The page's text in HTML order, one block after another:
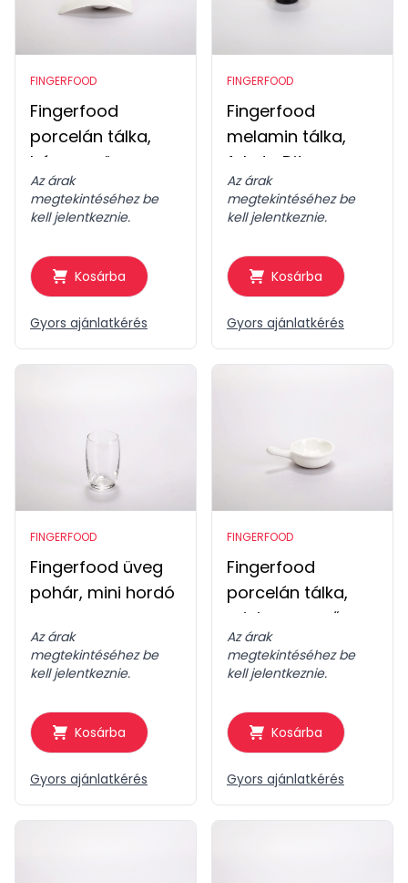
FINGERFOOD
Fingerfood
porcelán tálka,
háromszög
Az árak
megtekintéséhez be
kell jelentkeznie.
Kosárba
Gyors ajánlatkérés
FINGERFOOD
Fingerfood
melamin tálka,
fekete Dits
Az árak
megtekintéséhez be
kell jelentkeznie.
Kosárba
Gyors ajánlatkérés
FINGERFOOD
Fingerfood üveg
pohár, mini hordó
Az árak
megtekintéséhez be
kell jelentkeznie.
Kosárba
Gyors ajánlatkérés
FINGERFOOD
Fingerfood
porcelán tálka,
mini serpenyő
Az árak
megtekintéséhez be
kell jelentkeznie.
Kosárba
Gyors ajánlatkérés